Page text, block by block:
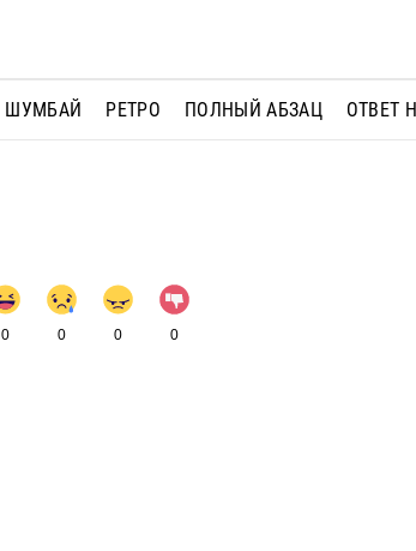
ШУМБАЙ РЕТРО ПОЛНЫЙ АБЗАЦ ОТВЕТ
0 0 0 0